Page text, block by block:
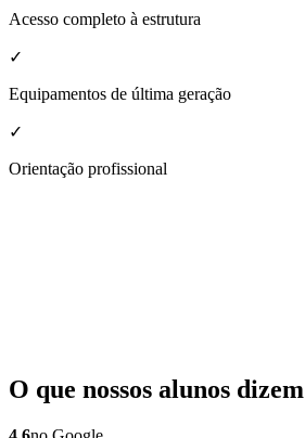
Acesso completo à estrutura
✓
Equipamentos de última geração
✓
Orientação profissional
O que nossos alunos dizem